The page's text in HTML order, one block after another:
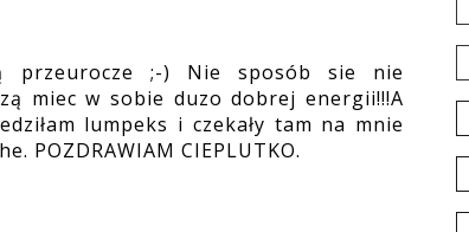
przeurocze ;-) Nie sposób sie nie
miec w sobie duzo dobrej energii!!!A
lumpeks i czekały tam na mnie
POZDRAWIAM CIEPLUTKO.